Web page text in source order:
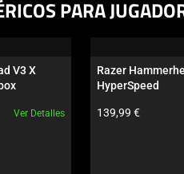
PARA
V3 X
Ver Detalles
Razer
HyperSpeed
Precio del
139,99 €